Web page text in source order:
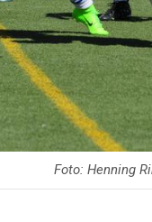
Foto: Henning